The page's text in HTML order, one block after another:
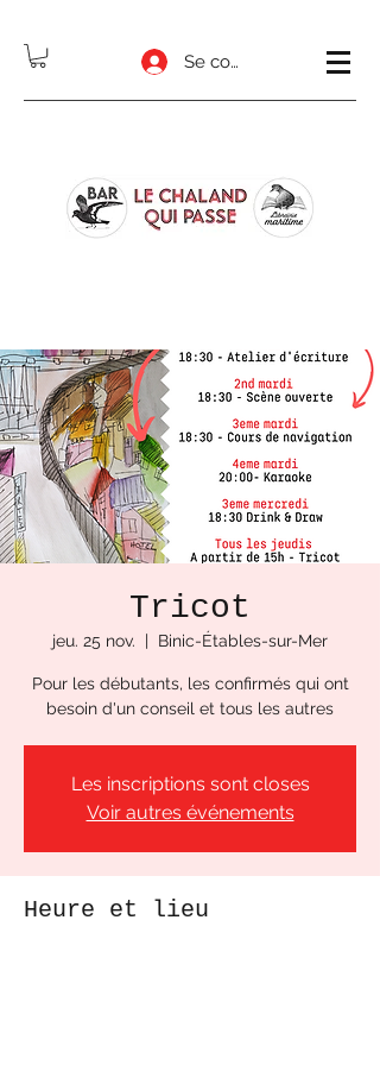
Se connecter
Tricot
jeu. 25 nov.
  |
Binic-Étables-sur-Mer
Pour les débutants, les confirmés qui ont
besoin d'un conseil et tous les autres
Les inscriptions sont closes
Voir autres événements
Heure et lieu